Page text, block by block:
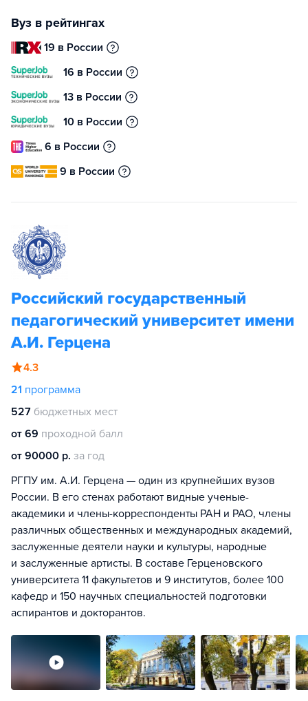
Вуз в рейтингах
19 в России
16 в России
13 в России
10 в России
6 в России
9 в России
Российский государственный
педагогический университет имени
А.И. Герцена
4.3
21 программа
527 бюджетных мест
от 69 проходной балл
от 90000 р. за год
РГПУ им. А.И. Герцена — один из крупнейших вузов
России. В его стенах работают видные ученые-
академики и члены-корреспонденты РАН и РАО, члены
различных общественных и международных академий,
заслуженные деятели науки и культуры, народные
и заслуженные артисты. В составе Герценовского
университета 11 факультетов и 9 институтов, более 100
кафедр и 150 научных специальностей подготовки
аспирантов и докторантов.